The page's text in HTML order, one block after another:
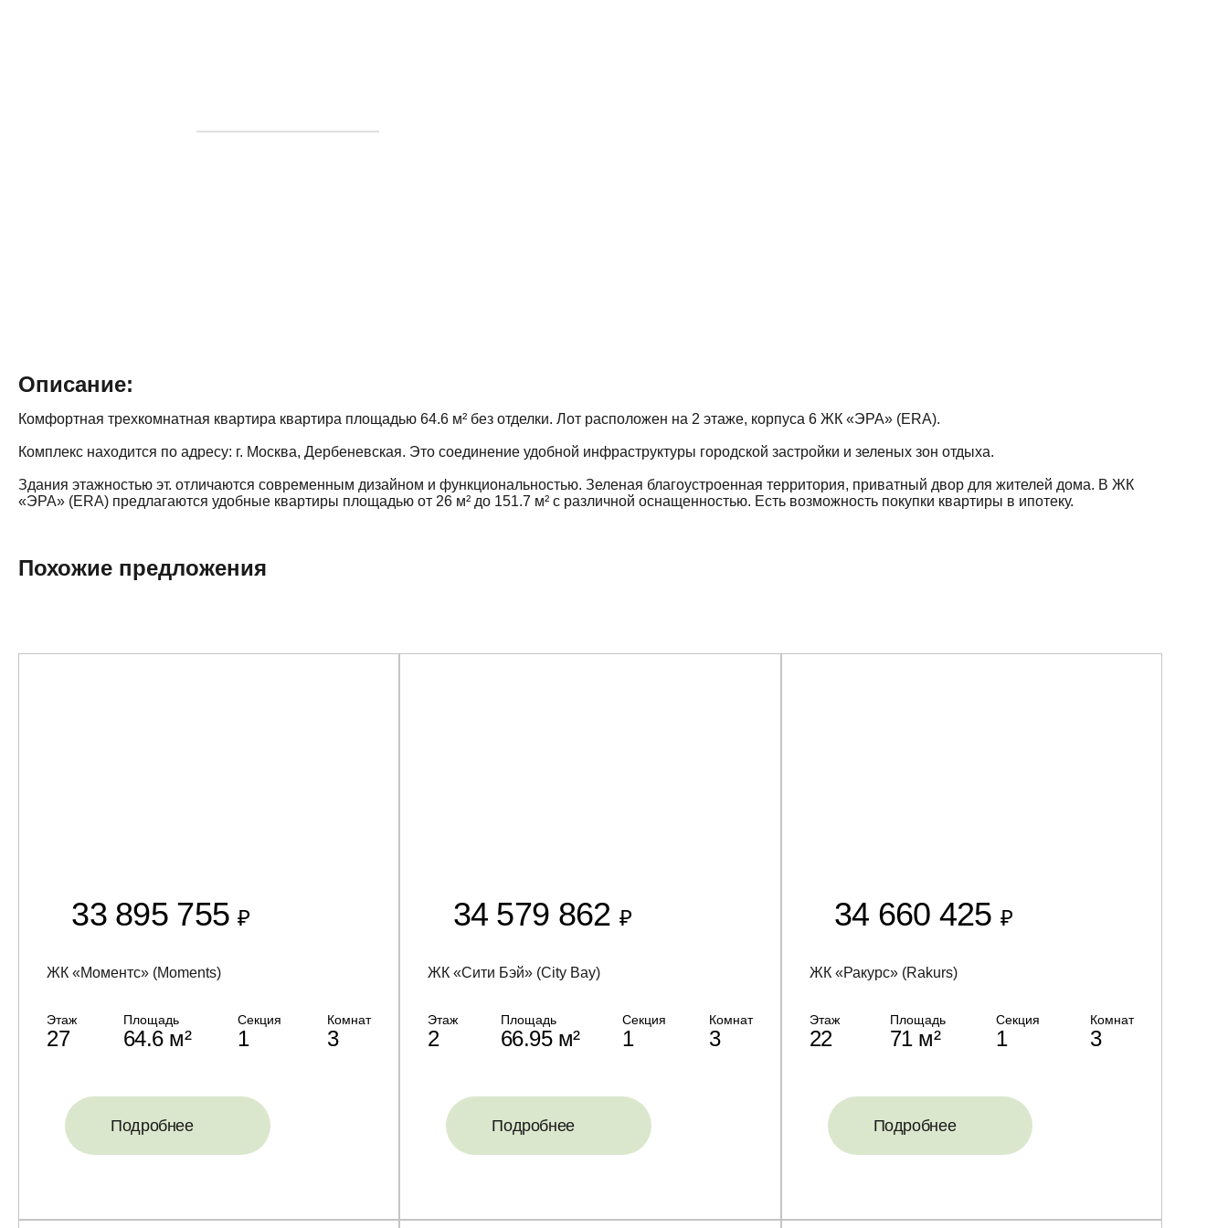
Описание:
Комфортная трехкомнатная квартира квартира площадью 64.6 м² без отделки. Лот расположен на 2 этаже, корпуса 6 ЖК «ЭРА» (ERA).
Комплекс находится по адресу: г. Москва, Дербеневская. Это соединение удобной инфраструктуры городской застройки и зеленых зон отдыха.
Здания этажностью эт. отличаются современным дизайном и функциональностью. Зеленая благоустроенная территория, приватный двор для жителей дома. В ЖК
«ЭРА» (ERA) предлагаются удобные квартиры площадью от 26 м² до 151.7 м² с различной оснащенностью. Есть возможность покупки квартиры в ипотеку.
Похожие предложения
33 895 755₽
ЖК «Моментс» (Moments)
Этаж
27
Площадь
64.6 м²
Секция
1
Комнат
3
Подробнее
34 579 862 ₽
ЖК «Сити Бэй» (City Bay)
Этаж
2
Площадь
66.95 м²
Секция
1
Комнат
3
Подробнее
34 660 425 ₽
ЖК «Ракурс» (Rakurs)
Этаж
22
Площадь
71 м²
Секция
1
Комнат
3
Подробнее